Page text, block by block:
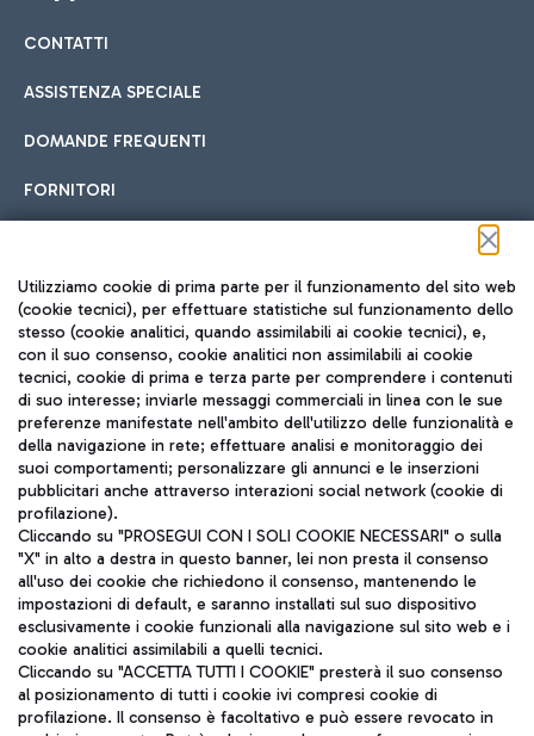
Cucina Internazionale
Fast Food
Pizza
Hotel in aeroporto
Scegli l'alloggio più adatto e approfitta della vicinanza
all'aeroporto.
Car sharing
Con il Car Sharing è ancora più facile spostarsi
Treno
Raggiungi velocemente l'aeroporto di Fiumicino da Roma
tramite i servizi ferroviari Trenitalia.
Autobus
Scopri le linee di autobus per raggiungere l'aeroporto
Leonardo Da Vinci.
CONTATTI
ASSISTENZA SPECIALE
DOMANDE FREQUENTI
FORNITORI
Seguici sui social
TRAVEL JOURNAL
ITA
Aeroporti di Roma S.p.A. - Società soggetta a direzione e
coordinamento di Mundys S.p.A.
Codice fiscale e Registro delle Imprese di Roma 13032990155 P.
IVA 06572251004
Utilizziamo cookie di prima parte per il funzionamento del sito web
(cookie tecnici), per effettuare statistiche sul funzionamento dello
stesso (cookie analitici, quando assimilabili ai cookie tecnici), e,
con il suo consenso, cookie analitici non assimilabili ai cookie
tecnici, cookie di prima e terza parte per comprendere i contenuti
di suo interesse; inviarle messaggi commerciali in linea con le sue
preferenze manifestate nell'ambito dell'utilizzo delle funzionalità e
della navigazione in rete; effettuare analisi e monitoraggio dei
suoi comportamenti; personalizzare gli annunci e le inserzioni
pubblicitari anche attraverso interazioni social network (cookie di
profilazione).
Cliccando su "PROSEGUI CON I SOLI COOKIE NECESSARI" o sulla
"X" in alto a destra in questo banner, lei non presta il consenso
all'uso dei cookie che richiedono il consenso, mantenendo le
impostazioni di default, e saranno installati sul suo dispositivo
esclusivamente i cookie funzionali alla navigazione sul sito web e i
cookie analitici assimilabili a quelli tecnici.
Cliccando su "ACCETTA TUTTI I COOKIE" presterà il suo consenso
al posizionamento di tutti i cookie ivi compresi cookie di
profilazione. Il consenso è facoltativo e può essere revocato in